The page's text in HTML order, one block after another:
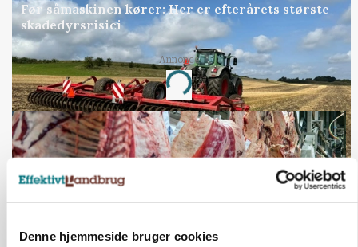
Denne hjemmeside bruger cookies
Før såmaskinen kører: Her er efterårets største
skadedyrsrisici
Annonce
Loading...